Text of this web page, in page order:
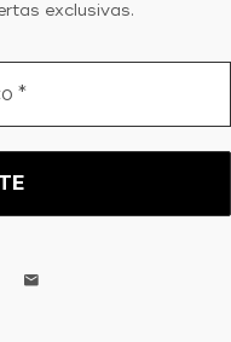
exclusivas.